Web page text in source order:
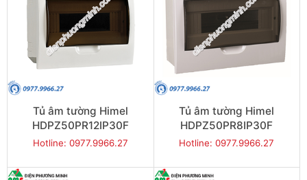
Tủ âm tường Himel
HDPZ50PR12IP30F
Hotline: 0977.9966.27
Tủ âm tường Himel
HDPZ50PR8IP30F
Hotline: 0977.9966.27